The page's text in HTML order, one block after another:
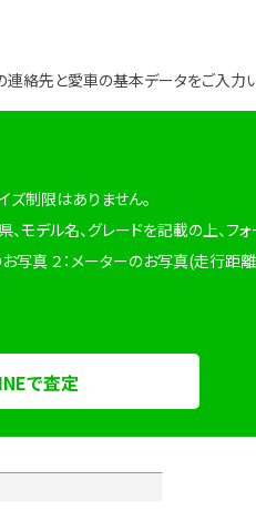
絡先と愛車の基本データをご入力
制限はありません。
モデル名、グレードを記載の上、フ
お写真 ２：メーターのお写真(走行距
で査定